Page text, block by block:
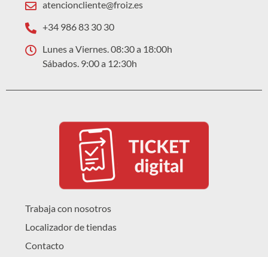
atencioncliente@froiz.es
+34 986 83 30 30
Lunes a Viernes. 08:30 a 18:00h
Sábados. 9:00 a 12:30h
Trabaja con nosotros
Localizador de tiendas
Contacto